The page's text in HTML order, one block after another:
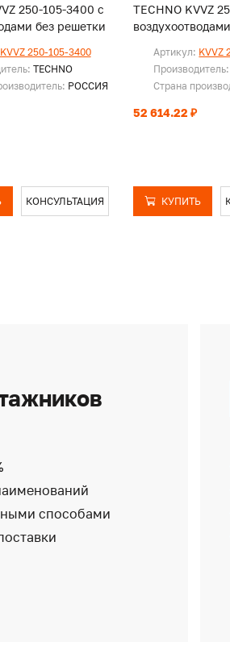
250-105-3400 с
без решетки
KVVZ 250-105-3400
TECHNO
РОССИЯ
КОНСУЛЬТАЦИЯ
TECHNO KVVZ
Артикул: KVVZ
Страна
52 614.22 ₽
КУПИТЬ
способами